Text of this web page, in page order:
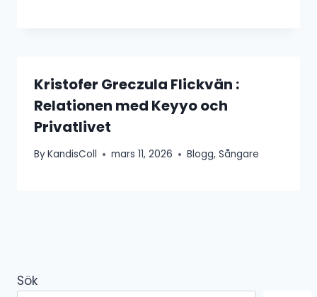
Kristofer Greczula Flickvän :
Relationen med Keyyo och
Privatlivet
ByKandisColl mars 11, 2026 Blogg,Sångare
Sök